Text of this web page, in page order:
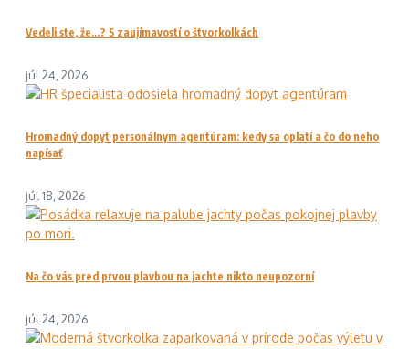
Vedeli ste, že…? 5 zaujímavostí o štvorkolkách
júl 24, 2026
Hromadný dopyt personálnym agentúram: kedy sa oplatí a čo do neho
napísať
júl 18, 2026
Na čo vás pred prvou plavbou na jachte nikto neupozorní
júl 24, 2026